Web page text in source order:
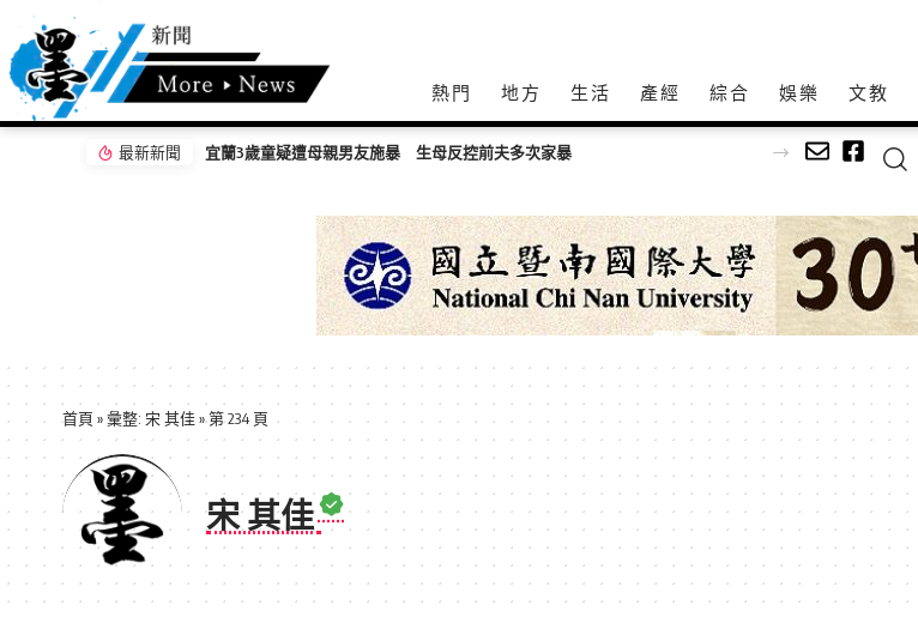
熱門 地方 生活 產經 綜合 娛樂 文教
最新新聞 宜蘭3歲童疑遭母親男友施暴 生母反控前夫多次家暴
首頁 »彙整: 宋 其佳»第 234 頁
宋 其佳